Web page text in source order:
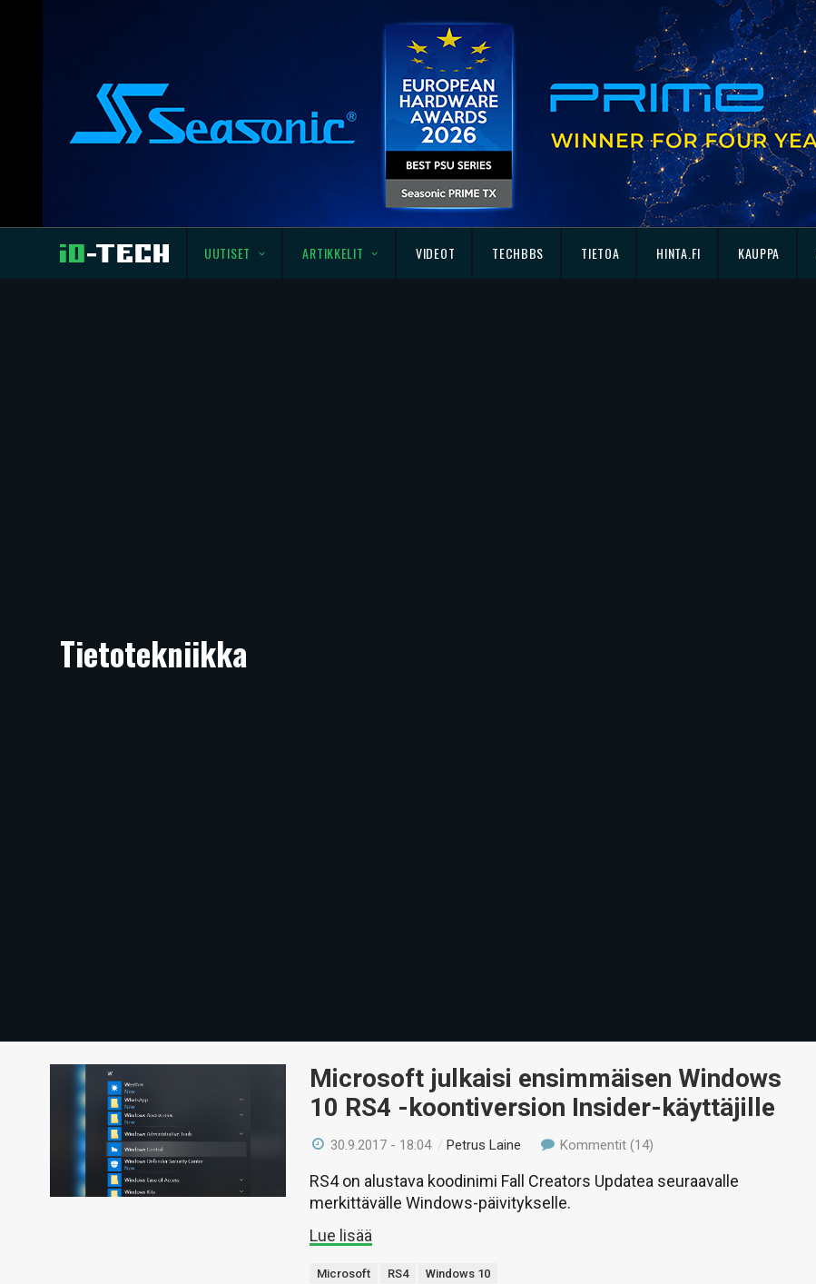
UUTISET ARTIKKELIT VIDEOT TECHBBS TIETOA HINTA.FI KAUPPA
Tietotekniikka
Microsoft julkaisi ensimmäisen Windows
10 RS4 -koontiversion Insider-käyttäjille
30.9.2017 - 18:04 /Petrus Laine Kommentit (14)
RS4 on alustava koodinimi Fall Creators Updatea seuraavalle
merkittävälle Windows-päivitykselle.
Lue lisää
Microsoft RS4 Windows 10